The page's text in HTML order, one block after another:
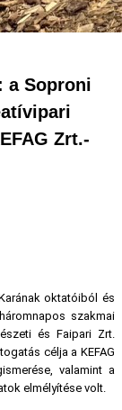
a Soproni
Zrt.-
oktatóiból és
szakmai
és Faipari Zrt.
célja a KEFAG
valamint a
elmélyítése volt.